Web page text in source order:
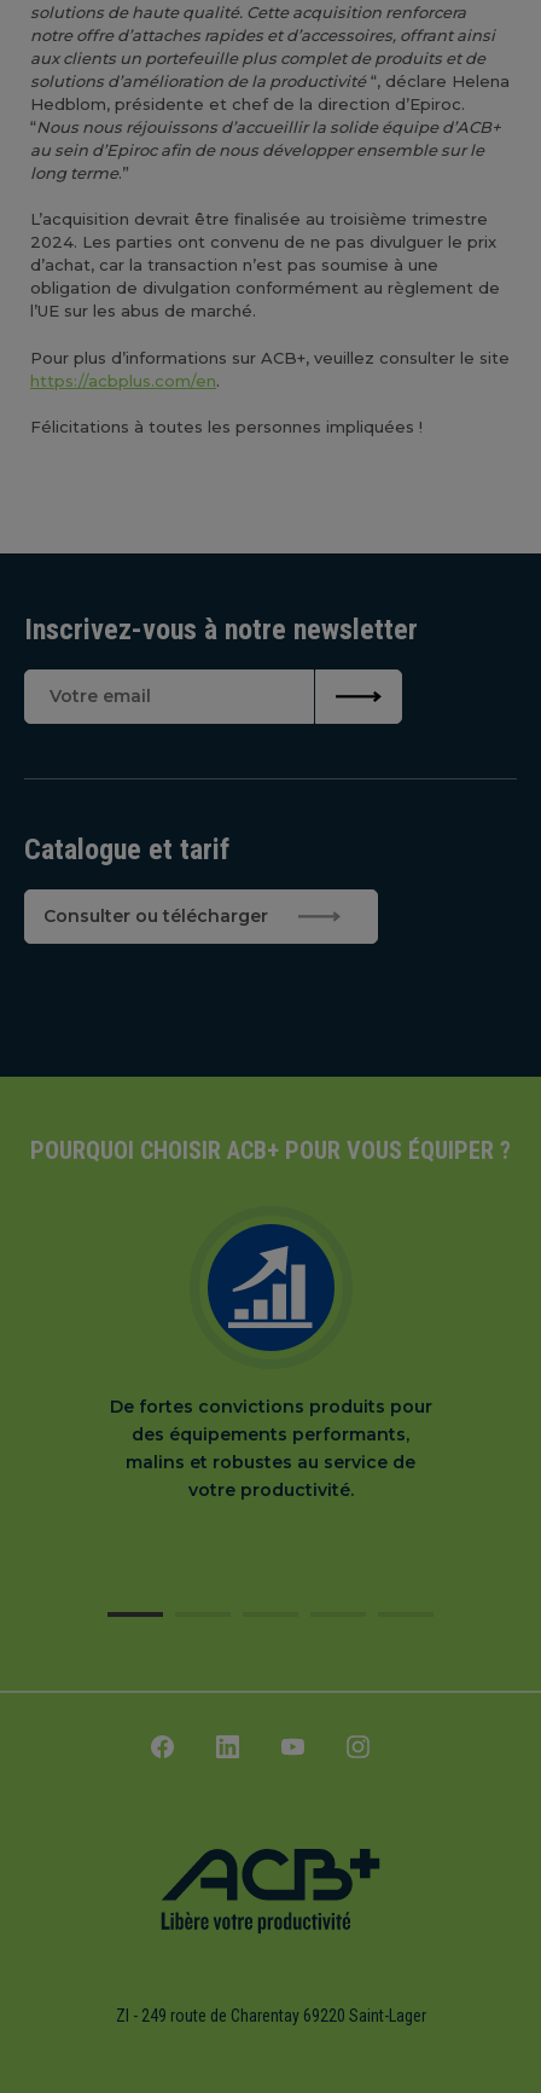
solutions de haute qualité. Cette acquisition renforcera
notre offre d’attaches rapides et d’accessoires, offrant ainsi
aux clients un portefeuille plus complet de produits et de
solutions d’amélioration de la productivité“, déclare Helena
Hedblom, présidente et chef de la direction d’Epiroc.
“Nous nous réjouissons d’accueillir la solide équipe d’ACB+
au sein d’Epiroc afin de nous développer ensemble sur le
long terme.”
L’acquisition devrait être finalisée au troisième trimestre
2024. Les parties ont convenu de ne pas divulguer le prix
d’achat, car la transaction n’est pas soumise à une
obligation de divulgation conformément au règlement de
l’UE sur les abus de marché.
Pour plus d’informations sur ACB+, veuillez consulter le site
https://acbplus.com/en.
Félicitations à toutes les personnes impliquées !
Inscrivez-vous à notre newsletter
Catalogue et tarif
Consulter ou télécharger
POURQUOI CHOISIR ACB+ POUR VOUS ÉQUIPER ?
De fortes convictions produits pour
des équipements performants,
malins et robustes au service de
votre productivité.
ZI - 249 route de Charentay 69220 Saint-Lager